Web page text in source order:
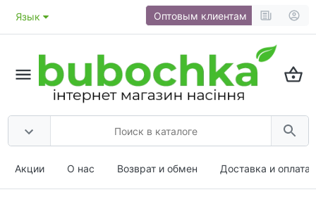
Язык Оптовым клиентам
Акции О нас Возврат и обмен Доставка и оплата